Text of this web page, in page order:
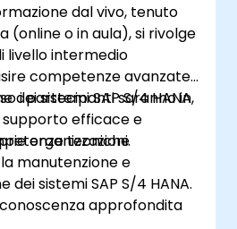
dal vivo, tenuto
(online o in aula), si rivolge
livello intermedio
competenze avanzate
dei sistemi SAP S/4 HANA,
efficace e
organizzazioni.
i partecipanti saranno in
tecniche
manutenzione e
dei sistemi SAP S/4 HANA.
approfondita